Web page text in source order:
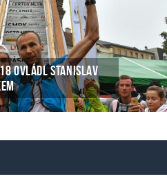
OVLÁDL STANISLAV